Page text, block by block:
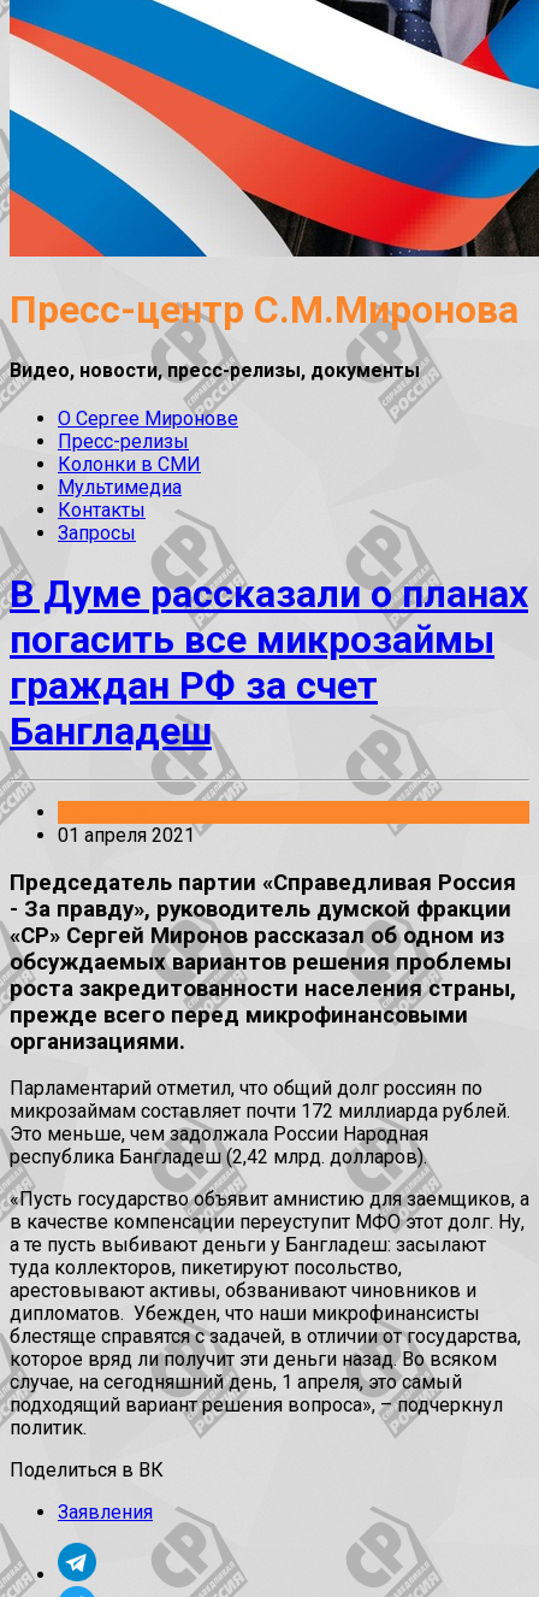
Пресс-центр С.М.Миронова
Видео, новости, пресс-релизы, документы
О Сергее Миронове
Пресс-релизы
Колонки в СМИ
Мультимедиа
Контакты
Запросы
В Думе рассказали о планах
погасить все микрозаймы
граждан РФ за счет
Бангладеш
01 апреля 2021
Председатель партии «Справедливая Россия
- За правду», руководитель думской фракции
«СР» Сергей Миронов рассказал об одном из
обсуждаемых вариантов решения проблемы
роста закредитованности населения страны,
прежде всего перед микрофинансовыми
организациями.
Парламентарий отметил, что общий долг россиян по
микрозаймам составляет почти 172 миллиарда рублей.
Это меньше, чем задолжала России Народная
республика Бангладеш (2,42 млрд. долларов).
«Пусть государство объявит амнистию для заемщиков, а
в качестве компенсации переуступит МФО этот долг. Ну,
а те пусть выбивают деньги у Бангладеш: засылают
туда коллекторов, пикетируют посольство,
арестовывают активы, обзванивают чиновников и
дипломатов. Убежден, что наши микрофинансисты
блестяще справятся с задачей, в отличии от государства,
которое вряд ли получит эти деньги назад. Во всяком
случае, на сегодняшний день, 1 апреля, это самый
подходящий вариант решения вопроса», – подчеркнул
политик.
Поделиться в ВК
Заявления